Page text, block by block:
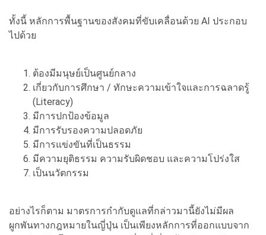
ทั้งนี้ หลักการพื้นฐานของสังคมที่ขับเคลื่อนด้วย AI ประกอบ
ไปด้วย
ต้องมีมนุษย์เป็นศูนย์กลาง
เกี่ยวกับการศึกษา / ทักษะความเข้าใจและการฉลาดรู้
(Literacy)
มีการปกป้องข้อมูล
มีการรับรองความปลอดภัย
มีการแข่งขันที่เป็นธรรม
มีความยุติธรรม ความรับผิดชอบ และความโปร่งใส
เป็นนวัตกรรม
อย่างไรก็ตาม มาตรการกำกับดูแลที่กล่าวมานี้ยังไม่มีผล
ผูกพันทางกฎหมายในญี่ปุ่น เป็นเพียงหลักการที่ออกแบบจาก